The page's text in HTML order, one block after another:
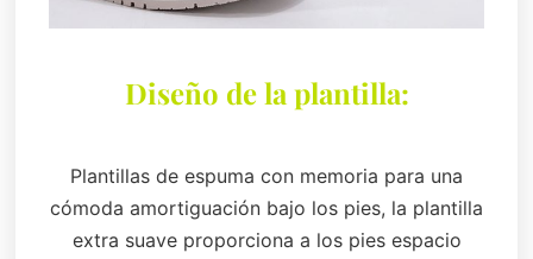
Diseño de la plantilla:
Plantillas de espuma con memoria para una
cómoda amortiguación bajo los pies, la plantilla
extra suave proporciona a los pies espacio